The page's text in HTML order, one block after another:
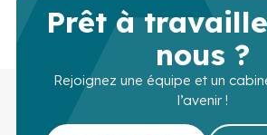
Prêt à
nous ?
Rejoignez une équipe et un
l’avenir !